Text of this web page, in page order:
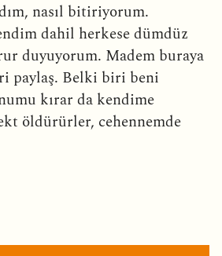
nasıl bitiriyorum.
dahil herkese dümdüz
duyuyorum. Madem buraya
paylaş. Belki biri beni
kırar da kendime
öldürürler, cehennemde